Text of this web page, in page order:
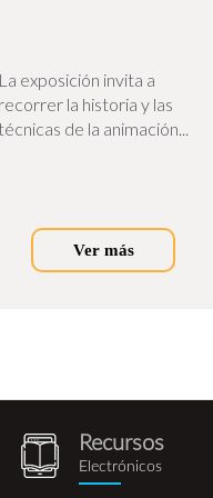
La exposición invita a
recorrer la historia y las
técnicas de la animación...
Ver más
Recursos
Electrónicos